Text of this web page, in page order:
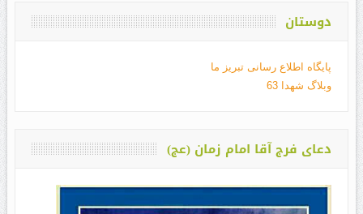
دوستان
پایگاه اطلاع رسانی تبریز ما
وبلاگ شهدا 63
دعای فرج آقا امام زمان (عج)